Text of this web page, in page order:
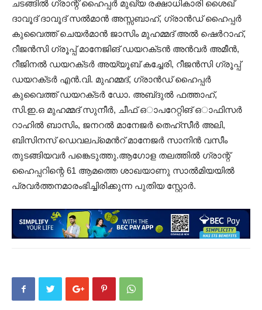
ചടങ്ങിൽ ഗ്രാന്റ്‌ ഹൈപ്പർ മുഖ്യ രക്ഷാധികാരി ശൈഖ്​
ദാവൂദ്​ ദാവൂദ്​ സൽമാൻ അസ്സബാഹ്​, ഗ്രാൻഡ്​ ഹൈപ്പർ
കുവൈത്ത്​ ചെയർമാൻ ജാസിം മുഹമ്മദ് അല്‍ ഷെര്‍റാഹ്,
റീജൻസി ഗ്രൂപ്പ്​ മാനേജിങ്​ ഡയറക്​ടൻ അൻവർ അമീൻ,
റീജിനൽ ഡയറക്​ടർ അയ്യൂബ്​ കച്ചേരി, റീജൻസി ഗ്രൂപ്പ്​
ഡയറക്​ടർ എൻ.വി. മുഹമ്മദ്​, ഗ്രാൻഡ്​ ഹൈപ്പർ
കുവൈത്ത്​ ഡയറക്​ടർ ഡോ. അബ്​ദുൽ ഫത്താഹ്​,
സി.ഇ.ഒ മുഹമ്മദ്​ സുനീർ, ചീഫ്​ ഒാപറേറ്റിങ്​ ഒാഫിസർ
റാഹിൽ ബാസിം, ജനറൽ മാനേജർ തെഹ്​സീർ അലി,
ബിസിനസ്​ ഡെവലപ്​മെൻറ്​ മാനേജർ സാനിൻ വസീം
തുടങ്ങിയവർ പങ്കെടുത്തു.ആഗോള തലത്തിൽ ഗ്രാന്റ്‌
ഹൈപ്പറിന്റെ 61 ആമത്തെ ശാഖയാണു സാൽമിയയിൽ
പ്രവർത്തനമാരംഭിച്ചിരിക്കുന്ന പുതിയ സ്റ്റോർ.